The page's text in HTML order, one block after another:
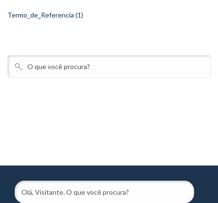
Termo_de_Referencia (1)